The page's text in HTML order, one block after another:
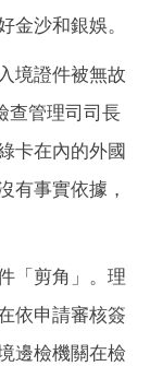
金沙和銀娛。
境證件被無故
查管理司司長
卡在內的外國
有事實依據，
「剪角」。理
依申請審核簽
邊檢機關在檢